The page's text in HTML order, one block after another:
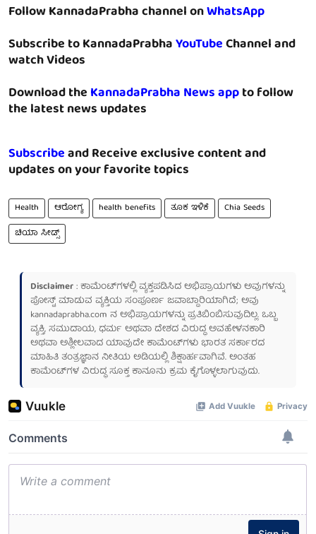
Follow KannadaPrabha channel onWhatsApp
Subscribe to KannadaPrabhaYouTubeChannel and
watch Videos
Download theKannadaPrabha News appto follow
the latest news updates
Subscribeand Receive exclusive content and
updates on your favorite topics
Health ಆರೋಗ್ಯ health benefits ತೂಕ ಇಳಿಕೆ
Chia Seeds
ಚಿಯಾ ಸೀಡ್ಸ್
Disclaimer: ಕಾಮೆಂಟ್‌ಗಳಲ್ಲಿ ವ್ಯಕ್ತಪಡಿಸಿದ ಅಭಿಪ್ರಾಯಗಳು ಅವುಗಳನ್ನು
ಪೋಸ್ಟ್ ಮಾಡುವ ವ್ಯಕ್ತಿಯ ಸಂಪೂರ್ಣ ಜವಾಬ್ದಾರಿಯಾಗಿದೆ; ಅವು
kannadaprabha.com ನ ಅಭಿಪ್ರಾಯಗಳನ್ನು ಪ್ರತಿಬಿಂಬಿಸುವುದಿಲ್ಲ. ಒಬ್ಬ
ವ್ಯಕ್ತಿ, ಸಮುದಾಯ, ಧರ್ಮ ಅಥವಾ ದೇಶದ ವಿರುದ್ಧ ಅವಹೇಳನಕಾರಿ
ಅಥವಾ ಅಶ್ಲೀಲವಾದ ಯಾವುದೇ ಕಾಮೆಂಟ್‌ಗಳು ಭಾರತ ಸರ್ಕಾರದ
ಮಾಹಿತಿ ತಂತ್ರಜ್ಞಾನ ನೀತಿಯ ಅಡಿಯಲ್ಲಿ ಶಿಕ್ಷಾರ್ಹವಾಗಿವೆ. ಅಂತಹ
ಕಾಮೆಂಟ್‌ಗಳ ವಿರುದ್ಧ ಸೂಕ್ತ ಕಾನೂನು ಕ್ರಮ ಕೈಗೊಳ್ಳಲಾಗುವುದು.